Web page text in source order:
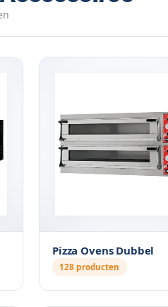
Pizza Ovens Dubbel
128 producten